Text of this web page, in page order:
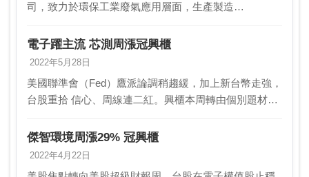
司，致力於環保工業廢氣應用層面，生產製造
管」，開創出綠能藍海全球市場。富利康科技公司董…
電子躍主流 芯測周漲冠興櫃
2022年5月28日
美國聯準會（Fed）鷹派論調稍趨緩，加上新台幣走強，
台股重拾 信心、周線連二紅。興櫃本周轉由個別題材股
亞洲教育（6764）、源大環能（663 9…
傑智環境周漲29% 冠興櫃
2022年4月22日